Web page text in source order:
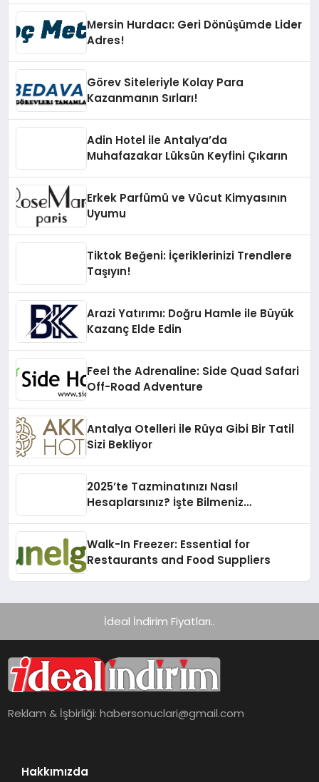
Mersin Hurdacı: Geri Dönüşümde Lider
Adres!
Görev Siteleriyle Kolay Para
Kazanmanın Sırları!
Adin Hotel ile Antalya’da
Muhafazakar Lüksün Keyfini Çıkarın
Erkek Parfümü ve Vücut Kimyasının
Uyumu
Tiktok Beğeni: İçeriklerinizi Trendlere
Taşıyın!
Arazi Yatırımı: Doğru Hamle ile Büyük
Kazanç Elde Edin
Feel the Adrenaline: Side Quad Safari
Off-Road Adventure
Antalya Otelleri ile Rüya Gibi Bir Tatil
Sizi Bekliyor
2025’te Tazminatınızı Nasıl
Hesaplarsınız? İşte Bilmeniz
Walk-In Freezer: Essential for
Restaurants and Food Suppliers
İdeal İndirim Fiyatları..
Reklam & İşbirliği:habersonuclari@gmail.com
Hakkımızda